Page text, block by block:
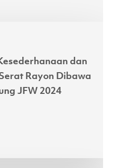
dan
Rayon Dibawa
JFW 2024